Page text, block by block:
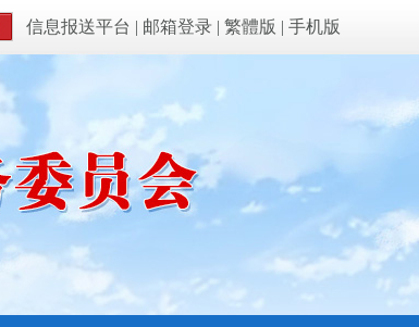
信息报送平台 | 邮箱登录 | 繁體版 | 手机版